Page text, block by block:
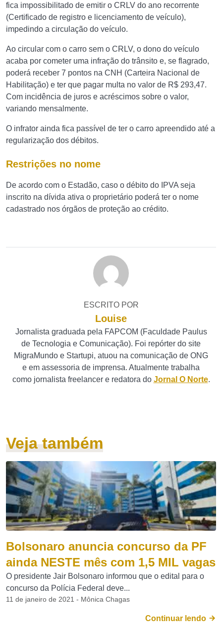
fica impossibilitado de emitir o CRLV do ano recorrente
(Certificado de registro e licenciamento de veículo),
impedindo a circulação do veículo.
Ao circular com o carro sem o CRLV, o dono do veículo
acaba por cometer uma infração do trânsito e, se flagrado,
poderá receber 7 pontos na CNH (Carteira Nacional de
Habilitação) e ter que pagar multa no valor de R$ 293,47.
Com incidência de juros e acréscimos sobre o valor,
variando mensalmente.
O infrator ainda fica passível de ter o carro apreendido até a
regularização dos débitos.
Restrições no nome
De acordo com o Estadão, caso o débito do IPVA seja
inscrito na dívida ativa o proprietário poderá ter o nome
cadastrado nos órgãos de proteção ao crédito.
ESCRITO POR
Louise
Jornalista graduada pela FAPCOM (Faculdade Paulus
de Tecnologia e Comunicação). Foi repórter do site
MigraMundo e Startupi, atuou na comunicação de ONG
e em assessoria de imprensa. Atualmente trabalha
como jornalista freelancer e redatora do Jornal O Norte.
Veja também
Bolsonaro anuncia concurso da PF
ainda NESTE mês com 1,5 MIL vagas
O presidente Jair Bolsonaro informou que o edital para o
concurso da Polícia Federal deve...
11 de janeiro de 2021 - Mônica Chagas
Continuar lendo